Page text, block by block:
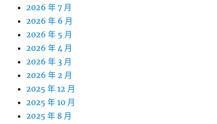
2026 年 7 月
2026 年 6 月
2026 年 5 月
2026 年 4 月
2026 年 3 月
2026 年 2 月
2025 年 12 月
2025 年 10 月
2025 年 8 月